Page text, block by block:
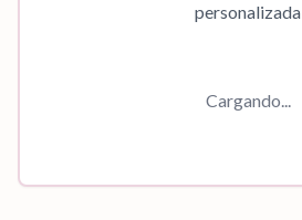
personalizada
Cargando...